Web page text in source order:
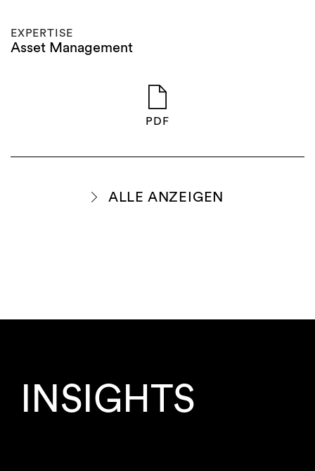
EXPERTISE
Asset Management
PDF
ALLE ANZEIGEN
INSIGHTS